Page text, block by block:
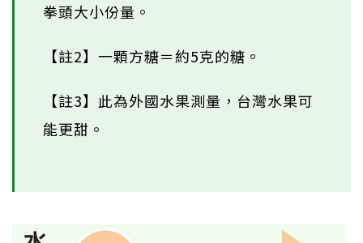
拳頭大小份量。
【註2】一顆方糖＝約5克的糖。
【註3】此為外國水果測量，台灣水果可
能更甜。